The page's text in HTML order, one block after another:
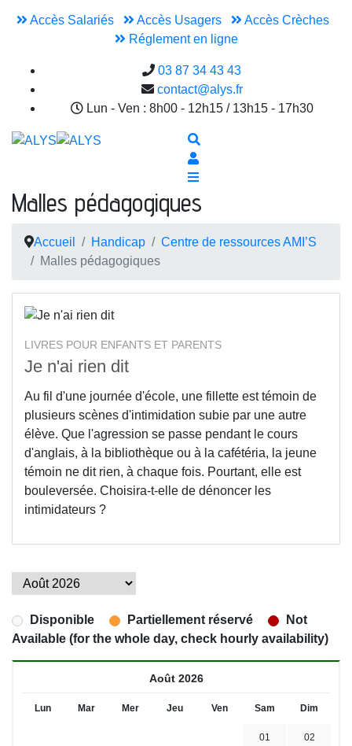
Accès Salariés Accès Usagers
Accès Crèches
Réglement en ligne
03 87 34 43 43
contact@alys.fr
Lun - Ven : 8h00 - 12h15 / 13h15 - 17h30
Malles pédagogiques
Accueil Handicap
Centre de ressources AMI’S
Malles pédagogiques
LIVRES POUR ENFANTS ET PARENTS
Je n'ai rien dit
Au fil d'une journée d'école, une fillette est témoin de
plusieurs scènes d'intimidation subie par une autre
élève. Que l'agression se passe pendant le cours
d'anglais, à la bibliothèque ou à la cafétéria, la jeune
témoin ne dit rien, à chaque fois. Pourtant, elle est
bouleversée. Choisira-t-elle de dénoncer les
intimidateurs ?
Disponible Partiellement réservé
Not
Available (for the whole day, check hourly availability)
Août 2026
Lun Mar Mer Jeu Ven Sam Dim
01 02